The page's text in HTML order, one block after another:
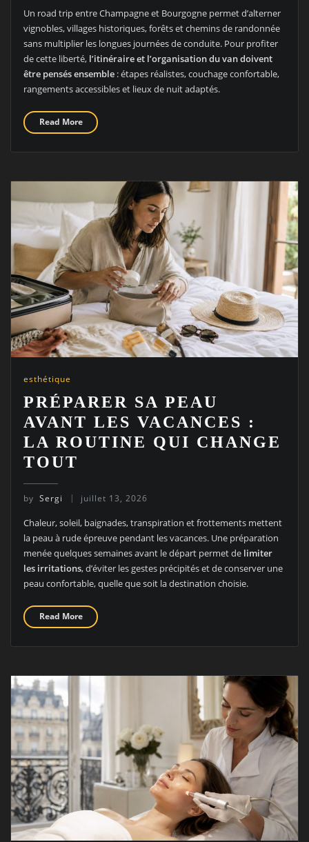
Un road trip entre Champagne et Bourgogne permet d’alterner
vignobles, villages historiques, forêts et chemins de randonnée
sans multiplier les longues journées de conduite. Pour profiter
de cette liberté, l’itinéraire et l’organisation du van doivent
être pensés ensemble: étapes réalistes, couchage confortable,
rangements accessibles et lieux de nuit adaptés.
Read More
esthétique
PRÉPARER SA PEAU
AVANT LES VACANCES :
LA ROUTINE QUI CHANGE
TOUT
by Sergi juillet 13, 2026
Chaleur, soleil, baignades, transpiration et frottements mettent
la peau à rude épreuve pendant les vacances. Une préparation
menée quelques semaines avant le départ permet de limiter
les irritations, d’éviter les gestes précipités et de conserver une
peau confortable, quelle que soit la destination choisie.
Read More